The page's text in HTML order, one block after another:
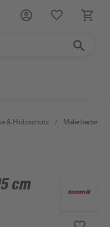
& Holzschutz / Malerbedarf
cm